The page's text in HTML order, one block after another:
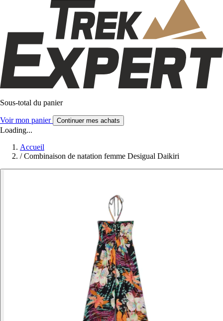
Sous-total du panier
Voir mon panier Continuer mes achats
Loading...
Accueil
/ Combinaison de natation femme Desigual Daikiri